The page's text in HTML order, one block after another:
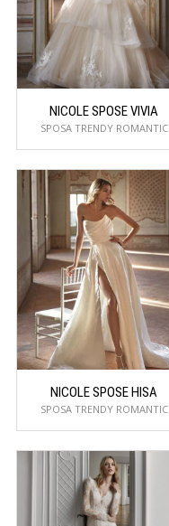
NICOLE SPOSE VIVIA
SPOSA TRENDY ROMANTIC
NICOLE SPOSE HISA
SPOSA TRENDY ROMANTIC